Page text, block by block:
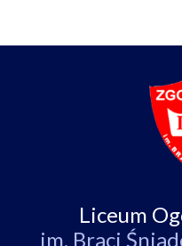
Liceum
im. Braci